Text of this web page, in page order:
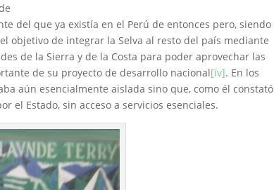
del que ya existía en el Perú de entonces pero, siendo
objetivo de integrar la Selva al resto del país mediante
de la Sierra y de la Costa para poder aprovechar las
de su proyecto de desarrollo nacional[iv]. En los
aún esencialmente aislada sino que, como él constató
el Estado, sin acceso a servicios esenciales.